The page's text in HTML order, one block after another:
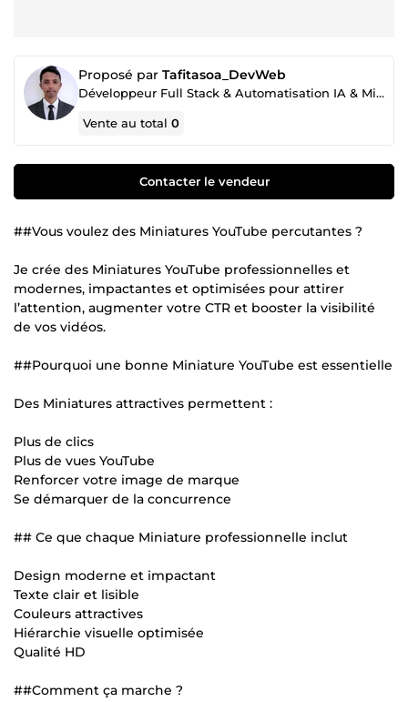
Proposé par Tafitasoa_DevWeb
Développeur Full Stack & Automatisation IA & Miniamaker
Vente au total0
Contacter le vendeur
##Vous voulez des Miniatures YouTube percutantes ?
Je crée des Miniatures YouTube professionnelles et
modernes, impactantes et optimisées pour attirer
l’attention, augmenter votre CTR et booster la visibilité
de vos vidéos.
##Pourquoi une bonne Miniature YouTube est essentielle
Des Miniatures attractives permettent :
Plus de clics
Plus de vues YouTube
Renforcer votre image de marque
Se démarquer de la concurrence
## Ce que chaque Miniature professionnelle inclut
Design moderne et impactant
Texte clair et lisible
Couleurs attractives
Hiérarchie visuelle optimisée
Qualité HD
##Comment ça marche ?